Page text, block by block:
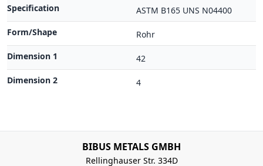
Specification
ASTM B165 UNS N04400
Form/Shape
Rohr
Dimension 1
42
Dimension 2
4
BIBUS METALS GMBH
Rellinghauser Str. 334D